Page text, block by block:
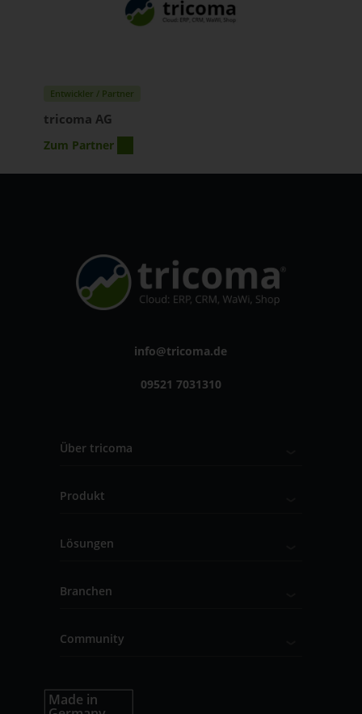
Entwickler / Partner
tricoma AG
Zum Partner
info@tricoma.de
09521 7031310
Über tricoma
Produkt
Lösungen
Branchen
Community